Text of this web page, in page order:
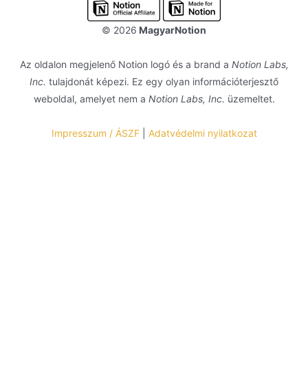
© 2026 MagyarNotion
Az oldalon megjelenő Notion logó és a brand a Notion Labs,
Inc. tulajdonát képezi. Ez egy olyan információterjesztő
weboldal, amelyet nem a Notion Labs, Inc. üzemeltet.
Impresszum / ÁSZF| Adatvédelmi nyilatkozat